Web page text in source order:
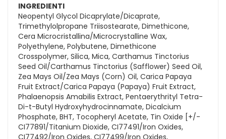
INGREDIENTI
Neopentyl Glycol Dicaprylate/Dicaprate,
Trimethylolpropane Triisostearate, Dimethicone,
Cera Microcristallina/Microcrystalline Wax,
Polyethylene, Polybutene, Dimethicone
Crosspolymer, Silica, Mica, Carthamus Tinctorius
Seed Oil/Carthamus Tinctorius (Safflower) Seed Oil,
Zea Mays Oil/Zea Mays (Corn) Oil, Carica Papaya
Fruit Extract/Carica Papaya (Papaya) Fruit Extract,
Phalaenopsis Amabilis Extract, Pentaerythrityl Tetra-
Di-t-Butyl Hydroxyhydrocinnamate, Dicalcium
Phosphate, BHT, Tocopheryl Acetate, Tin Oxide [+/-
CI77891/Titanium Dioxide, CI77491/Iron Oxides,
CI77492/Iron Oxides, CI77499/Iron Oxides,